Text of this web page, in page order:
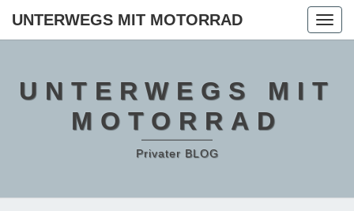
UNTERWEGS MIT MOTORRAD
UNTERWEGS MIT
MOTORRAD
Privater BLOG